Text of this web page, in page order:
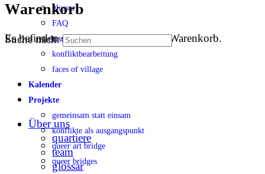
glossar
FAQ
transparenz
konfliktbearbeitung
faces of village
Kalender
Projekte
gemeinsam statt einsam
konflikte als ausgangspunkt
queer art bridge
queer bridges
Warenkorb
Es befinden sich keine Produkte im Warenkorb.
Suche nach:
Über uns
quartiere
team
glossar